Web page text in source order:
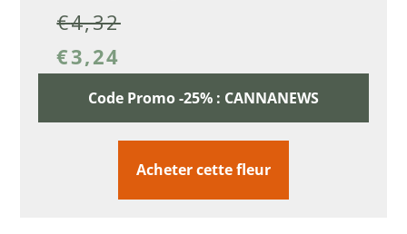
€4,32
€3,24
Code Promo -25% : CANNANEWS
Acheter cette fleur